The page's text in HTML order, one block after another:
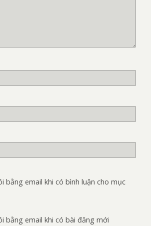
bằng email khi có bình luận cho mục
bằng email khi có bài đăng mới